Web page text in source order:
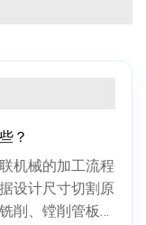
？
机械的加工流程
设计尺寸切割原
削、镗削管板各